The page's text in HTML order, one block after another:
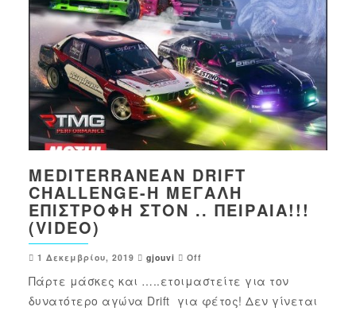
MEDITERRANEAN DRIFT
CHALLENGE-Η ΜΕΓΆΛΗ
ΕΠΙΣΤΡΟΦΉ ΣΤΟΝ .. ΠΕΙΡΑΙΆ!!!
(VIDEO)
1 Δεκεμβρίου, 2019 gjouvi Off
Πάρτε μάσκες και …..ετοιμαστείτε για τον
δυνατότερο αγώνα Drift για φέτος! Δεν γίνεται